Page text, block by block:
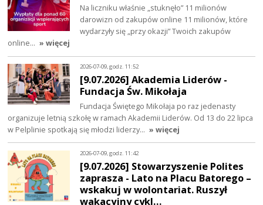
Na liczniku właśnie „stuknęło” 11 milionów
darowizn od zakupów online 11 milionów, które
wydarzyły się „przy okazji” Twoich zakupów
online… » więcej
2026-07-09, godz. 11:52
[9.07.2026] Akademia Liderów -
Fundacja Św. Mikołaja
Fundacja Świętego Mikołaja po raz jedenasty
organizuje letnią szkołę w ramach Akademii Liderów. Od 13 do 22 lipca
w Pelplinie spotkają się młodzi liderzy… » więcej
2026-07-09, godz. 11:42
[9.07.2026] Stowarzyszenie Polites
zaprasza - Lato na Placu Batorego –
wskakuj w wolontariat. Ruszył
wakacyjny cykl…